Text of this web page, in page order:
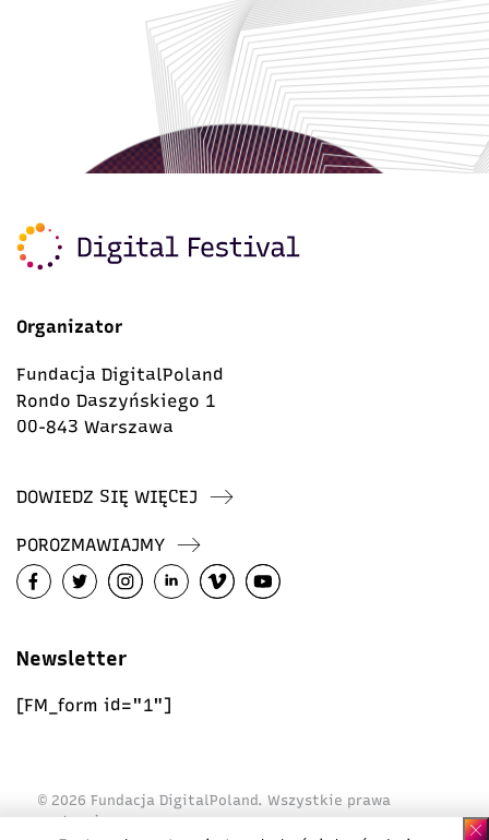
Organizator
Fundacja DigitalPoland
Rondo Daszyńskiego 1
00-843 Warszawa
DOWIEDZ SIĘ WIĘCEJ
POROZMAWIAJMY
Newsletter
[FM_form id="1"]
© 2026 Fundacja DigitalPoland. Wszystkie prawa
zastrzeżone